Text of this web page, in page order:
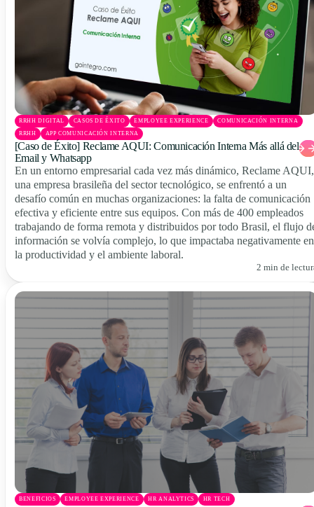
RRHH DIGITAL CASOS DE ÉXITO EMPLOYEE EXPERIENCE COMUNICACIÓN INTERNA
RRHH APP COMUNICACIÓN INTERNA
[Caso de Éxito] Reclame AQUI: Comunicación Interna Más allá del
Email y Whatsapp
En un entorno empresarial cada vez más dinámico, Reclame AQUI,
una empresa brasileña del sector tecnológico, se enfrentó a un
desafío común en muchas organizaciones: la falta de comunicación
efectiva y eficiente entre sus equipos. Con más de 400 empleados
trabajando de forma remota y distribuidos por todo Brasil, el flujo
información se volvía complejo, lo que impactaba negativamente en
la productividad y el ambiente laboral.
2 min de
BENEFICIOS EMPLOYEE EXPERIENCE HR ANALYTICS HR TECH